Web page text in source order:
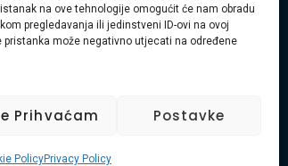
na ove tehnologije omogućit će nam obradu
pregledavanja ili jedinstveni ID-ovi na ovoj
može negativno utjecati na određene
Prihvaćam Postavke
PolicyPrivacy Policy